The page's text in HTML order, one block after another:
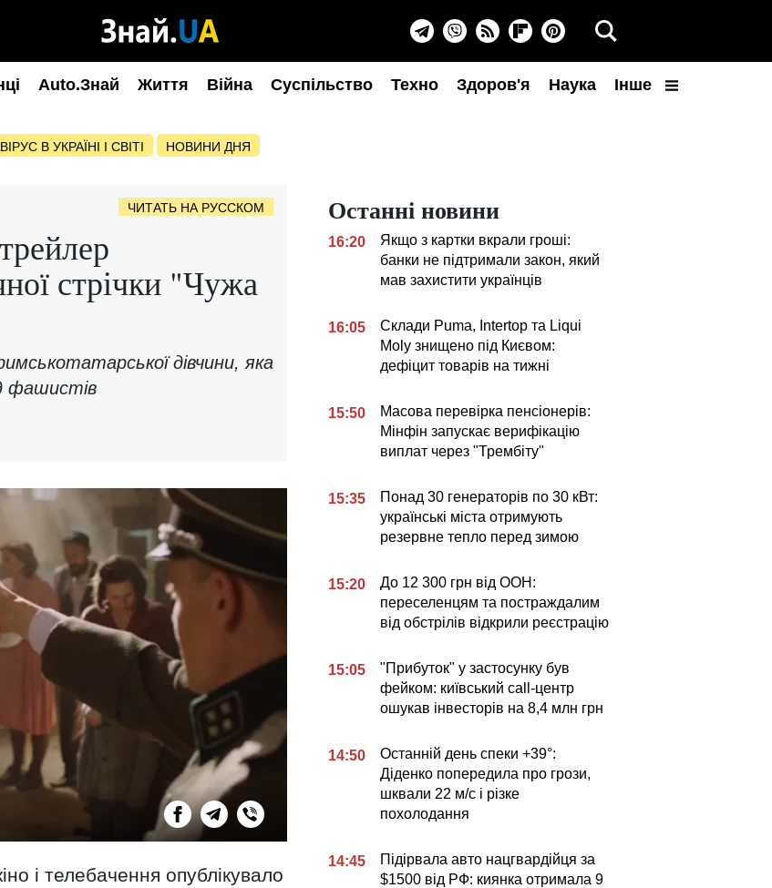
Auto.Знай Життя Війна Суспільство Техно Здоров'я Наука Інше
В УКРАЇНІ І СВІТІ НОВИНИ ДНЯ
ЧИТАТЬ НА РУССКОМ
стрічки "Чужа
дівчини, яка
фашистів
і телебачення опублікувало
Останні новини
16:20
Якщо з картки вкрали гроші:
банки не підтримали закон, який
мав захистити українців
16:05
Склади Puma, Intertop та Liqui
Moly знищено під Києвом:
дефіцит товарів на тижні
15:50
Масова перевірка пенсіонерів:
Мінфін запускає верифікацію
виплат через "Трембіту"
15:35
Понад 30 генераторів по 30 кВт:
українські міста отримують
резервне тепло перед зимою
15:20
До 12 300 грн від ООН:
переселенцям та постраждалим
від обстрілів відкрили реєстрацію
15:05
"Прибуток" у застосунку був
фейком: київський call-центр
ошукав інвесторів на 8,4 млн грн
14:50
Останній день спеки +39°:
Діденко попередила про грози,
шквали 22 м/с і різке
похолодання
14:45
Підірвала авто нацгвардійця за
$1500 від РФ: киянка отримала 9